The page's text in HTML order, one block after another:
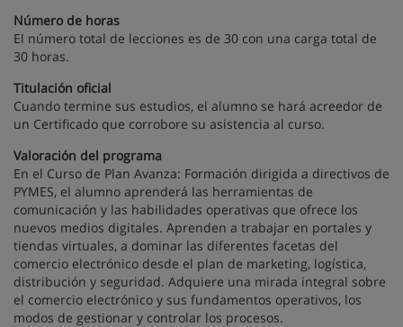
Número de horas
El número total de lecciones es de 30 con una carga total de
30 horas.
Titulación oficial
Cuando termine sus estudios, el alumno se hará acreedor de
un Certificado que corrobore su asistencia al curso.
Valoración del programa
En el Curso de Plan Avanza: Formación dirigida a directivos de
PYMES, el alumno aprenderá las herramientas de
comunicación y las habilidades operativas que ofrece los
nuevos medios digitales. Aprenden a trabajar en portales y
tiendas virtuales, a dominar las diferentes facetas del
comercio electrónico desde el plan de marketing, logística,
distribución y seguridad. Adquiere una mirada integral sobre
el comercio electrónico y sus fundamentos operativos, los
modos de gestionar y controlar los procesos.